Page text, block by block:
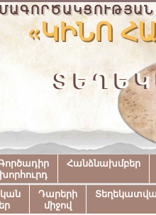
«ԿԻՆՈ
խորհուրդ
Հանձնախմբեր
Դարերի
միջով